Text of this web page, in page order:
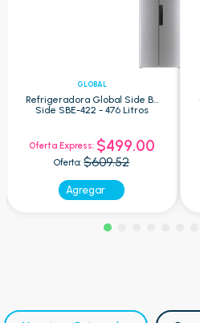
GLOBAL
Refrigeradora Global Side By
Side SBE-422 - 476 Litros
Oferta Express: $499.00
Oferta: $609.52
Agregar